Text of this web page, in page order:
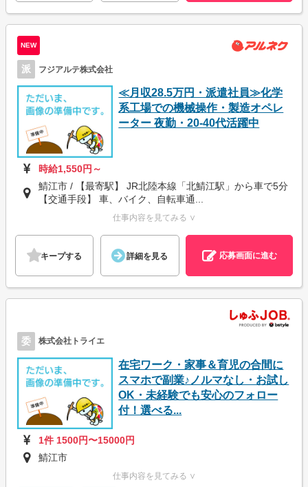
NEW
派 フジアルテ株式会社
≪月収28.5万円・派遣社員≫化学
系工場での機械操作・製造オペレ
ーター 夜勤・20-40代活躍中
時給1,550円～
鯖江市 / 【最寄駅】 JR北陸本線「北鯖江駅」から車で5分
【交通手段】 車、バイク、自転車通...
仕事内容を見てみる ∨
キープする 詳細を見る 応募画面に進む
委 株式会社トライエ
在宅ワーク・家事＆育児の合間に
スマホで副業♪ノルマなし・お試し
OK・未経験でも安心のフォロー
付！選べる...
1件 1500円〜15000円
鯖江市
仕事内容を見てみる ∨